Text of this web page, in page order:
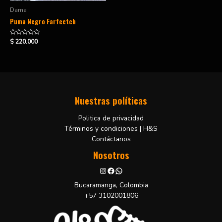
Dama
Puma Negro Farfectch
Valorado
en
$220.000
Nuestras políticas
Politica de privacidad
Términos y condiciones | H&S
Contáctanos
Nosotros
Bucaramanga, Colombia
+57 3102001806